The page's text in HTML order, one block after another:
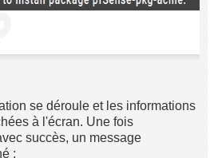
se déroule et les informations
à l'écran. Une fois
succès, un message
: